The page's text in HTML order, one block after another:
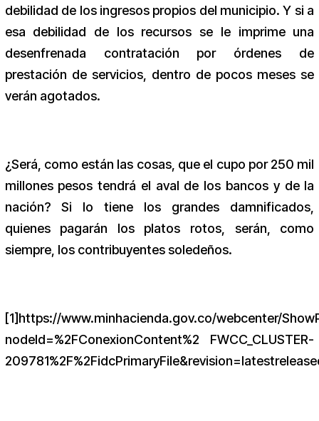
debilidad de los ingresos propios del municipio. Y si a
esa debilidad de los recursos se le imprime una
desenfrenada contratación por órdenes de
prestación de servicios, dentro de pocos meses se
verán agotados.
¿Será, como están las cosas, que el cupo por 250 mil
millones pesos tendrá el aval de los bancos y de la
nación? Si lo tiene los grandes damnificados,
quienes pagarán los platos rotos, serán, como
siempre, los contribuyentes soledeños.
[1]https://www.minhacienda.gov.co/webcenter/
nodeId=%2FConexionContent%2 FWCC_CLUSTER-